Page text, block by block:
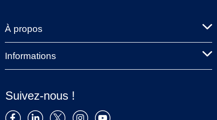
À propos
Informations
Suivez-nous !